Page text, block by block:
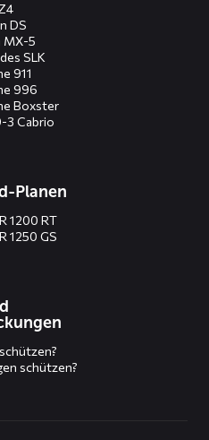
DS
MX-5
SLK
911
996
Boxster
3 Cabrio
Planen
1200 RT
1250 GS
schützen?